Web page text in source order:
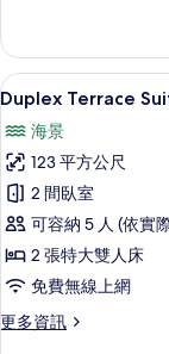
有
相
片
with
Club
Benefits
Sea
View
的
詳
情
顯
Duplex
Terrace
Suite
with
Club
Benefits
Sea
View
6
Duplex Terrace
海景
123 平方公尺
2 間臥室
可容納 5 人 (依實
2 張特大雙人床
免費無線上網
更多資訊
更